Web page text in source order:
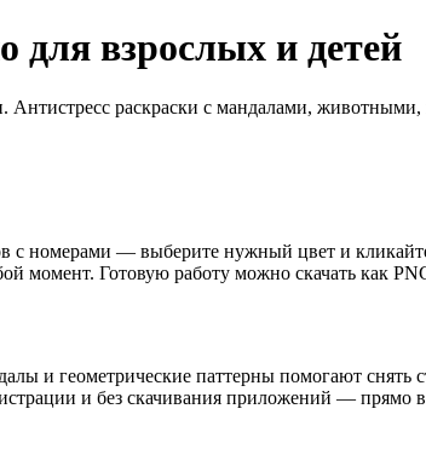
для взрослых и детей
раскраски с мандалами,
с номерами — выберите нужный цвет и
момент. Готовую работу можно скачать как
и геометрические паттерны помогают снять
и без скачивания приложений — прямо